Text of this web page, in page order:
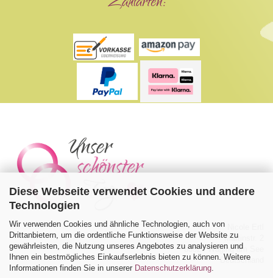
Diese Webseite verwendet Cookies und andere
Technologien
Wir verwenden Cookies und ähnliche Technologien, auch von
Drittanbietern, um die ordentliche Funktionsweise der Website zu
gewährleisten, die Nutzung unseres Angebotes zu analysieren und
Ihnen ein bestmögliches Einkaufserlebnis bieten zu können. Weitere
Informationen finden Sie in unserer Datenschutzerklärung
Martinstr. 2
83329 Waging am See
Deutschland